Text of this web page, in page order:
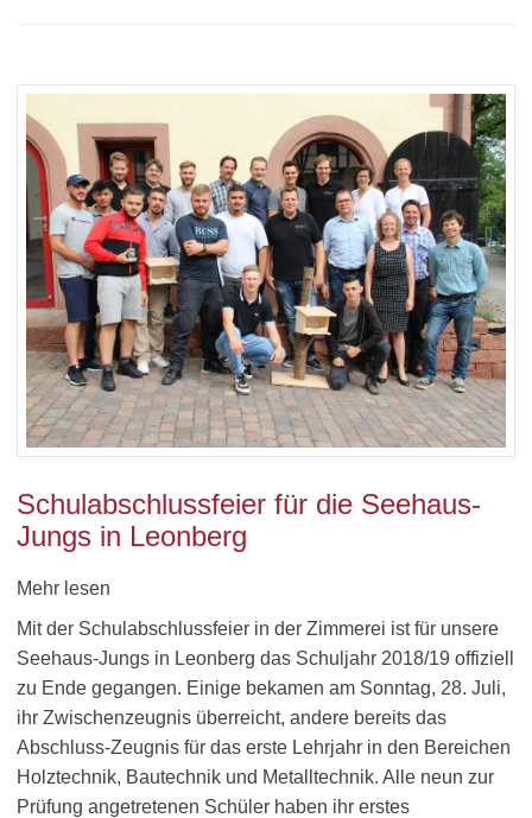
Schulabschlussfeier für die Seehaus-
Jungs in Leonberg
Mehr lesen
Mit der Schulabschlussfeier in der Zimmerei ist für unsere
Seehaus-Jungs in Leonberg das Schuljahr 2018/19 offiziell
zu Ende gegangen. Einige bekamen am Sonntag, 28. Juli,
ihr Zwischenzeugnis überreicht, andere bereits das
Abschluss-Zeugnis für das erste Lehrjahr in den Bereichen
Holztechnik, Bautechnik und Metalltechnik. Alle neun zur
Prüfung angetretenen Schüler haben ihr erstes